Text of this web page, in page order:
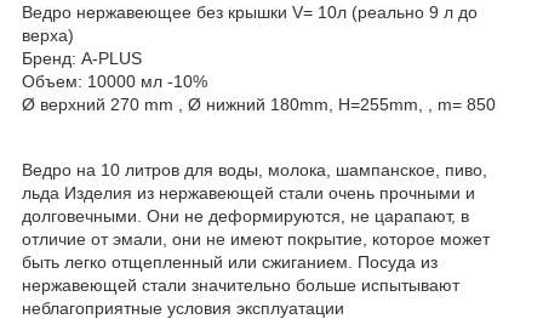
Ведро нержавеющее без крышки V= 10л (реально 9 л до
верха)
Бренд: A-PLUS
Объем: 10000 мл -10%
Ø верхний 270 mm , Ø нижний 180mm, H=255mm, , m= 850
Ведро на 10 литров для воды, молока, шампанское, пиво,
льда Изделия из нержавеющей стали очень прочными и
долговечными. Они не деформируются, не царапают, в
отличие от эмали, они не имеют покрытие, которое может
быть легко отщепленный или сжиганием. Посуда из
нержавеющей стали значительно больше испытывают
неблагоприятные условия эксплуатации